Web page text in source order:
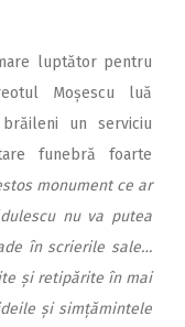
luptător pentru
Moșescu luă
un serviciu
funebră foarte
monument ce ar
nu va putea
în scrierile sale…
și retipărite în mai
și simțămintele